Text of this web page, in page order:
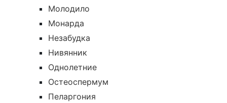
Молодило
Монарда
Незабудка
Нивянник
Однолетние
Остеоспермум
Пеларгония